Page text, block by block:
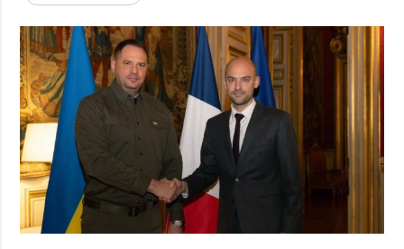
Wirtschaft
Militär
Gesellschaft und
Kultur
Sport
Kriminalität
Notstand und
Notfälle
personenbezogener
Daten
ZUSÄTZLICH LEISTUNGEN